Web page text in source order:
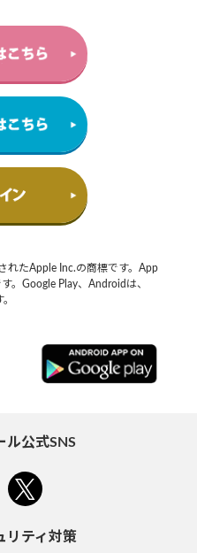
れたApple Inc.の商標です。App
。Google Play、Androidは、
ル公式SNS
リティ対策